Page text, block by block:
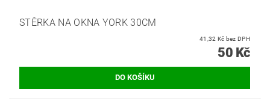
STĚRKA NA OKNA YORK 30CM
41,32 Kč bez DPH
50 Kč